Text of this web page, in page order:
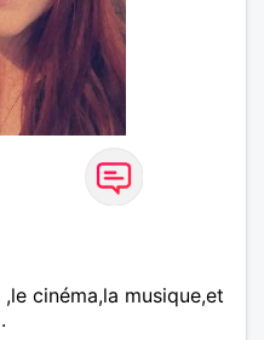
cinéma,la musique,et